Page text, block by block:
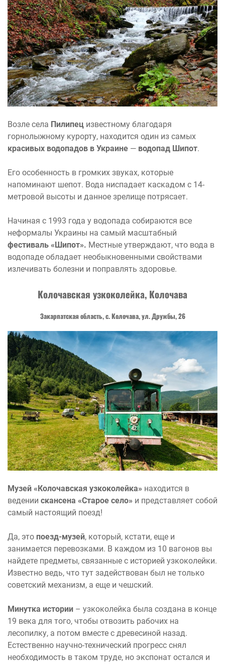
Возле села Пилипец известному благодаря
горнолыжному курорту, находится один из самых
красивых водопадов в Украине — водопад Шипот.
Его особенность в громких звуках, которые
напоминают шепот. Вода ниспадает каскадом с 14-
метровой высоты и данное зрелище потрясает.
Начиная с 1993 года у водопада собираются все
неформалы Украины на самый масштабный
фестиваль «Шипот». Местные утверждают, что вода в
водопаде обладает необыкновенными свойствами
излечивать болезни и поправлять здоровье.
Колочавская узкоколейка, Колочава
Закарпатская область, с. Колочава, ул. Дружбы, 26
Музей «Колочавская узкоколейка» находится в
ведении скансена «Старое село» и представляет собой
самый настоящий поезд!
Да, это поезд-музей, который, кстати, еще и
занимается перевозками. В каждом из 10 вагонов вы
найдете предметы, связанные с историей узкоколейки.
Известно ведь, что тут задействован был не только
советский механизм, а еще и чешский.
Минутка истории – узкоколейка была создана в конце
19 века для того, чтобы отвозить рабочих на
лесопилку, а потом вместе с древесиной назад.
Естественно научно-технический прогресс снял
необходимость в таком труде, но экспонат остался и